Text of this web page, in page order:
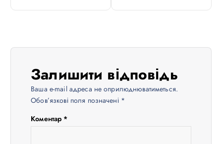
а
Залишити відповідь
Ваша e-mail адреса не оприлюднюватиметься.
Обов’язкові поля позначені *
Коментар *